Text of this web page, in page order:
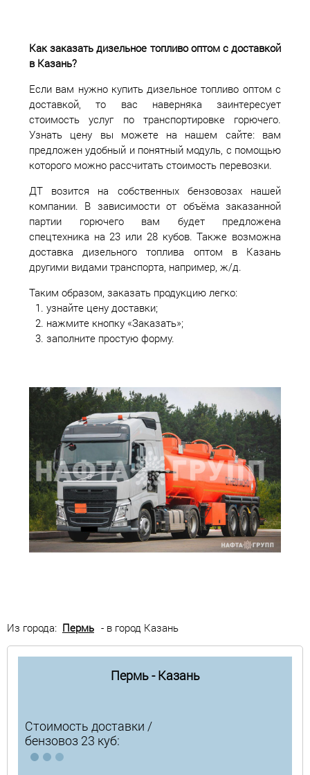
Как заказать дизельное топливо оптом с доставкой
в Казань?
Если вам нужно купить дизельное топливо оптом с
доставкой, то вас наверняка заинтересует
стоимость услуг по транспортировке горючего.
Узнать цену вы можете на нашем сайте: вам
предложен удобный и понятный модуль, с помощью
которого можно рассчитать стоимость перевозки.
ДТ возится на собственных бензовозах нашей
компании. В зависимости от объёма заказанной
партии горючего вам будет предложена
спецтехника на 23 или 28 кубов. Также возможна
доставка дизельного топлива оптом в Казань
другими видами транспорта, например, ж/д.
Таким образом, заказать продукцию легко:
узнайте цену доставки;
нажмите кнопку «Заказать»;
заполните простую форму.
Из города: Пермь - в город Казань
Пермь - Казань
Стоимость доставки /
бензовоз 23 куб: